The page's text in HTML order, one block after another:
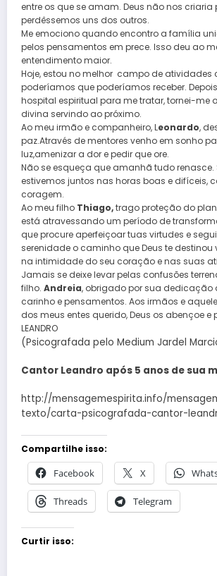
entre os que se amam. Deus não nos criaria
perdêssemos uns dos outros.
Me emociono quando encontro a família
pelos pensamentos em prece. Isso deu ao
entendimento maior.
Hoje, estou no melhor campo de atividades
poderíamos que poderíamos receber.
hospital espiritual para me tratar, tornei-me
divina servindo ao próximo.
Ao meu irmão e companheiro, Leonardo,
paz.Através de mentores venho em sonho
luz,amenizar a dor e pedir que ore.
Não se esqueça que amanhã tudo renasce.
estivemos juntos nas horas boas e difíceis,
coragem.
Ao meu filho Thiago,trago proteção do
está atravessando um período de
que procure aperfeiçoar tuas virtudes e
serenidade o caminho que Deus te destinou
na intimidade do seu coração e nas suas
Jamais se deixe levar pelas confusões
filho. Andreia, obrigado por sua dedicação
carinho e pensamentos. Aos irmãos e
dos meus entes querido, Deus os abençoe e
LEANDRO
(Psicografada pelo Medium Jardel
Cantor Leandro após 5 anos de sua
http://mensagemespirita.info/
texto/carta-psicografada-cantor-
Compartilhe isso:
Facebook X
Threads Telegram
Curtir isso: